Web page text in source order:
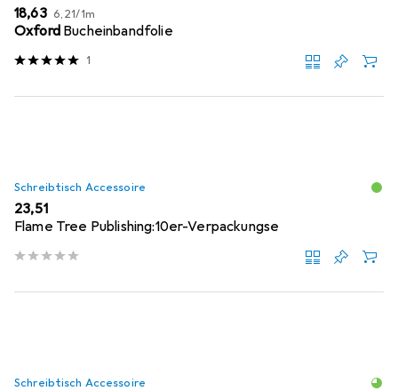
EUR
18,63 EUR
6,21/1m
Oxford Bucheinbandfolie
1
Schreibtisch Accessoire
EUR
23,51
Flame Tree Publishing:10er-Verpackungse
Schreibtisch Accessoire